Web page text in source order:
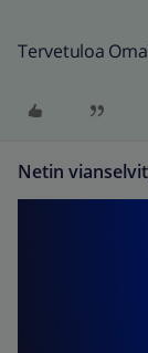
Tervetuloa
Netin